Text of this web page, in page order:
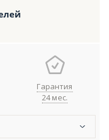
Гарантия
24 мес.